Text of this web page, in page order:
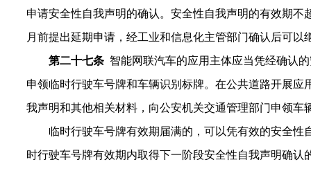
申请安全性自我声明的确认。安全性自我声明的有效期
月前提出延期申请，经工业和信息化主管部门确认后可
第二十七条智能网联汽车的应用主体应当凭经确认
申领临时行驶车号牌和车辆识别标牌。在公共道路开展
我声明和其他相关材料，向公安机关交通管理部门申领车
临时行驶车号牌有效期届满的，可以凭有效的安全
时行驶车号牌有效期内取得下一阶段安全性自我声明确认